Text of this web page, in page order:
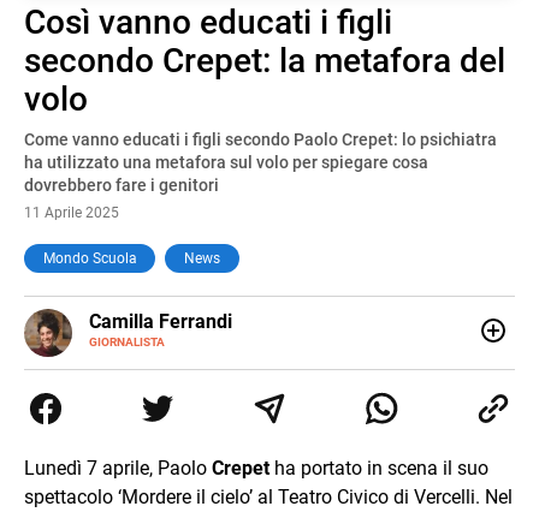
Così vanno educati i figli
secondo Crepet: la metafora del
volo
Come vanno educati i figli secondo Paolo Crepet: lo psichiatra
ha utilizzato una metafora sul volo per spiegare cosa
dovrebbero fare i genitori
11 Aprile 2025
Mondo Scuola News
Camilla Ferrandi
GIORNALISTA
E-
MAIL
LINKEDIN
di trasformare la passione per la scrittura in un lavoro, e
da lì non mi sono più fermata. L’attualità è il mio pane
mente.
Lunedì 7 aprile, Paolo Crepetha portato in scena il suo
spettacolo ‘Mordere il cielo’ al Teatro Civico di Vercelli. Nel